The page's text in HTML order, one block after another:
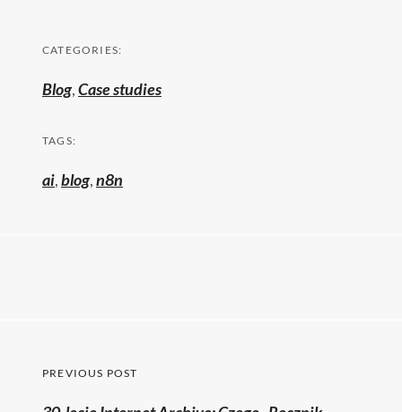
CATEGORIES:
Blog,Case studies
TAGS:
ai,blog,n8n
Nawigacja
PREVIOUS POST